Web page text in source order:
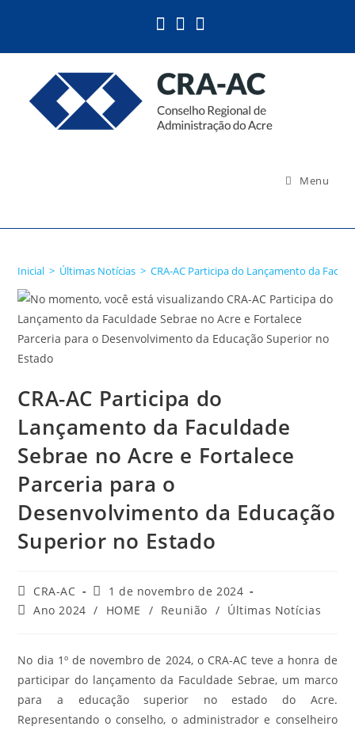
Menu
Inicial > Últimas Notícias > CRA-AC Participa do Lançamento da
CRA-AC Participa do
Lançamento da Faculdade
Sebrae no Acre e Fortalece
Parceria para o
Desenvolvimento da Educação
Superior no Estado
Autor
do
CRA-AC
Post
publicado:
1 de novembro de 2024
Categoria
Ano 2024 / HOME / Reunião / Últimas Notícias
No dia 1º de novembro de 2024, o CRA-AC teve a honra de
participar do lançamento da Faculdade Sebrae, um marco
para a educação superior no estado do Acre.
Representando o conselho, o administrador e conselheiro